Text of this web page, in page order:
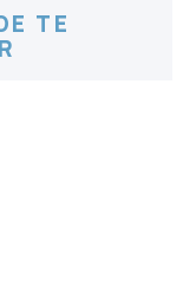
TE